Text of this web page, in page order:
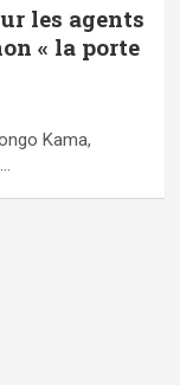
les agents
« la porte
Kama,